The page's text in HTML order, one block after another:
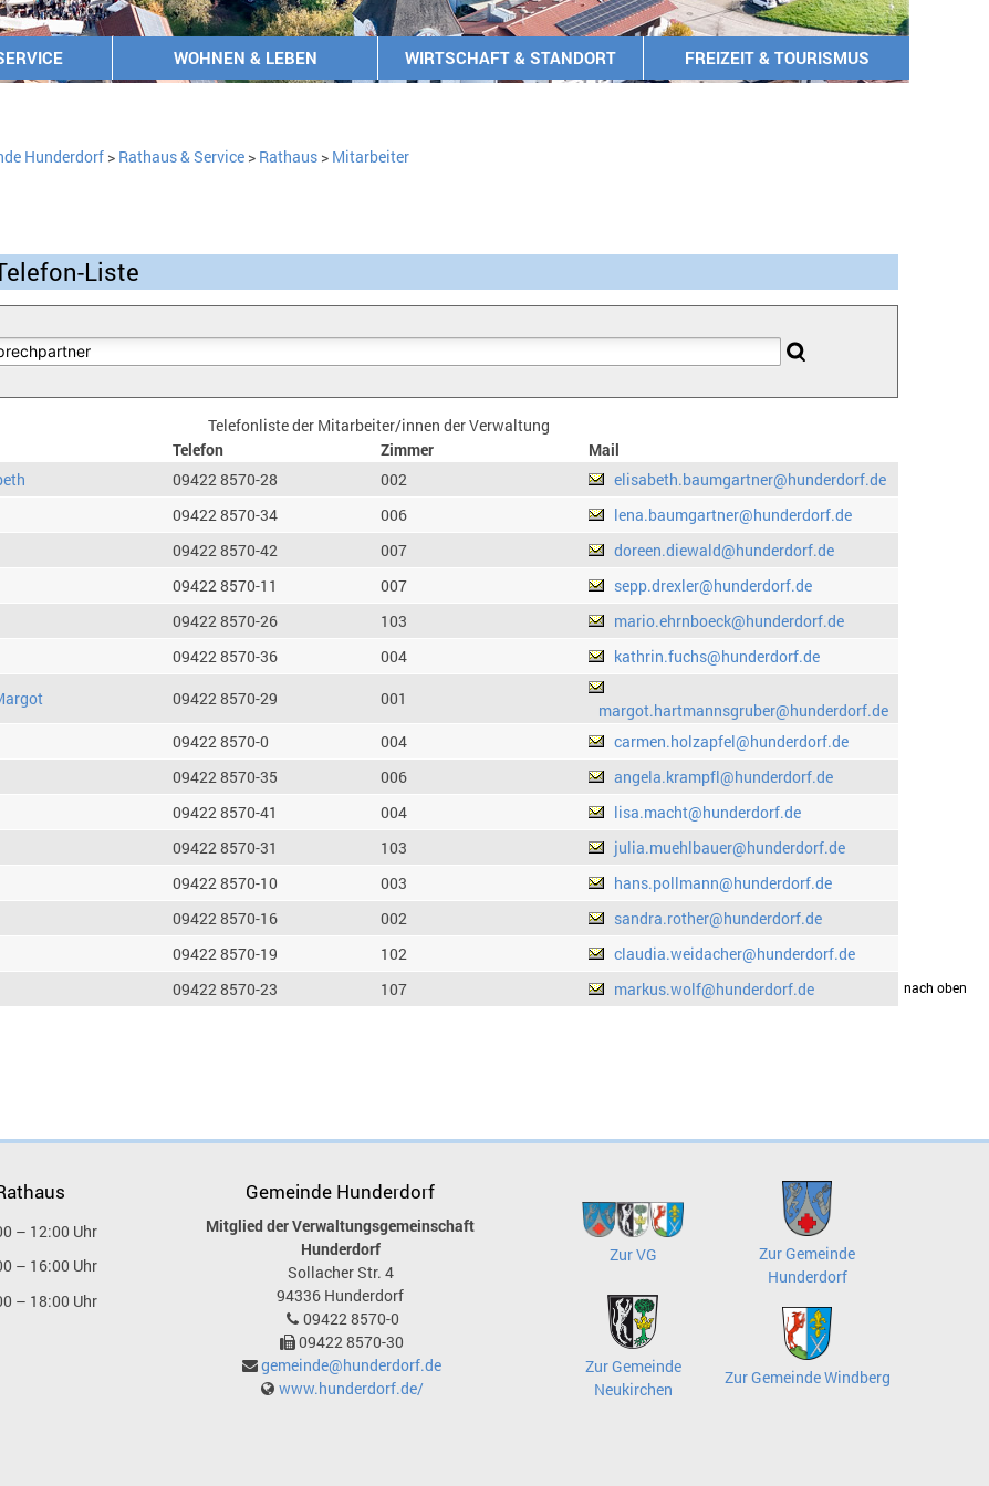
WOHNEN & LEBEN WIRTSCHAFT & STANDORT FREIZEIT & TOURISMUS
Hunderdorf> Rathaus & Service> Rathaus> Mitarbeiter
Liste
Telefonliste der Mitarbeiter/innen der Verwaltung
Telefon Zimmer
Mail
09422 8570-28 002
elisabeth.baumgartner@hunderdorf.de
09422 8570-34 006
lena.baumgartner@hunderdorf.de
09422 8570-42 007
doreen.diewald@hunderdorf.de
09422 8570-11 007
sepp.drexler@hunderdorf.de
09422 8570-26 103
mario.ehrnboeck@hunderdorf.de
09422 8570-36 004
kathrin.fuchs@hunderdorf.de
09422 8570-29 001
margot.hartmannsgruber@hunderdorf.de
09422 8570-0 004
carmen.holzapfel@hunderdorf.de
09422 8570-35 006
angela.krampfl@hunderdorf.de
09422 8570-41 004
lisa.macht@hunderdorf.de
09422 8570-31 103
julia.muehlbauer@hunderdorf.de
09422 8570-10 003
hans.pollmann@hunderdorf.de
09422 8570-16 002
sandra.rother@hunderdorf.de
09422 8570-19 102
claudia.weidacher@hunderdorf.de
09422 8570-23 107 markus.wolf@hunderdorf.dedrucken nach oben
– 12:00 Uhr
– 16:00 Uhr
– 18:00 Uhr
Gemeinde Hunderdorf
Mitglied der Verwaltungsgemeinschaft
Hunderdorf
Sollacher Str. 4
94336 Hunderdorf
09422 8570-0
09422 8570-30
gemeinde@hunderdorf.de
www.hunderdorf.de/
Zur VG
Zur Gemeinde
Hunderdorf
Zur Gemeinde
Neukirchen
Zur Gemeinde Windberg